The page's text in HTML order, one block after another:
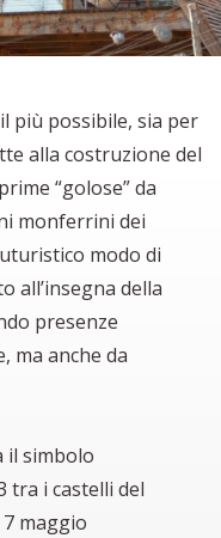
più possibile, sia per
alla costruzione del
“golose” da
monferrini dei
modo di
all’insegna della
presenze
ma anche da
il simbolo
tra i castelli del
maggio